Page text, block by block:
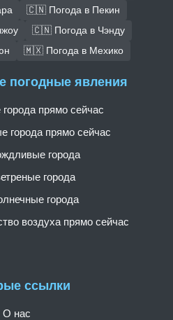
🇨🇳 Погода в Пекин
🇨🇳 Погода в Чэнду
🇲🇽 Погода в Мехико
ссылки
О нас
погодные явления
прямо сейчас
города прямо сейчас
города
города
города
воздуха прямо сейчас